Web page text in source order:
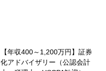
【年収400～1,200万円】証券
化アドバイザリー（公認会計